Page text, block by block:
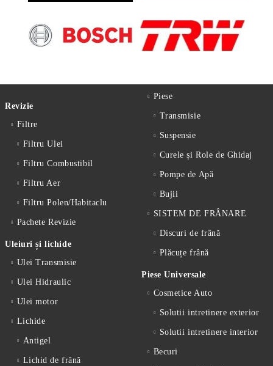
Revizie
Filtre
Filtru Ulei
Filtru Combustibil
Filtru Aer
Filtru Polen/Habitaclu
Pachete Revizie
Uleiuri și lichide
Ulei Transmisie
Ulei Hidraulic
Ulei motor
Lichide
Antigel
Lichid de frânǎ
Piese
Transmisie
Suspensie
Curele și Role de Ghidaj
Pompe de Apă
Bujii
SISTEM DE FRÂNARE
Discuri de frână
Plăcuțe frână
Piese Universale
Cosmetice Auto
Solutii intretinere exterior
Solutii intretinere interior
Becuri